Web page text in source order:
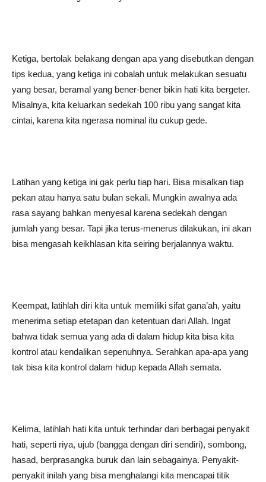
Ketiga, bertolak belakang dengan apa yang disebutkan dengan
tips kedua, yang ketiga ini cobalah untuk melakukan sesuatu
yang besar, beramal yang bener-bener bikin hati kita bergeter.
Misalnya, kita keluarkan sedekah 100 ribu yang sangat kita
cintai, karena kita ngerasa nominal itu cukup gede.
Latihan yang ketiga ini gak perlu tiap hari. Bisa misalkan tiap
pekan atau hanya satu bulan sekali. Mungkin awalnya ada
rasa sayang bahkan menyesal karena sedekah dengan
jumlah yang besar. Tapi jika terus-menerus dilakukan, ini akan
bisa mengasah keikhlasan kita seiring berjalannya waktu.
Keempat, latihlah diri kita untuk memiliki sifat gana’ah, yaitu
menerima setiap etetapan dan ketentuan dari Allah. Ingat
bahwa tidak semua yang ada di dalam hidup kita bisa kita
kontrol atau kendalikan sepenuhnya. Serahkan apa-apa yang
tak bisa kita kontrol dalam hidup kepada Allah semata.
Kelima, latihlah hati kita untuk terhindar dari berbagai penyakit
hati, seperti riya, ujub (bangga dengan diri sendiri), sombong,
hasad, berprasangka buruk dan lain sebagainya. Penyakit-
penyakit inilah yang bisa menghalangi kita mencapai titik